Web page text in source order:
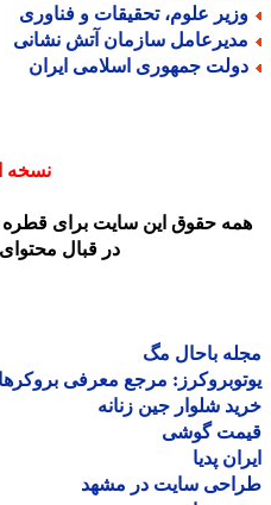
علوم، تحقیقات و فناوری
سازمان آتش نشانی
جمهوری اسلامی ایران
نسخه
حقوق این سایت برای قطره
در قبال محتوای
باحال مگ
مرجع معرفی بروکرها
شلوار جین زنانه
گوشی
پدیا
سایت در مشهد